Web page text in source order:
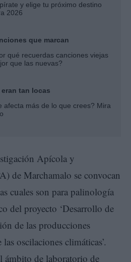
y elige tu próximo destino
2026
que marcan
qué recuerdas canciones viejas
que las nuevas?
eran tan locas
afecta más de lo que crees? Mira
Apícola y
de Marchamalo se convocan
cuales son para palinología
del proyecto ‘Desarrollo de
de las producciones
oscilaciones climáticas’.
ámbito de laboratorio de